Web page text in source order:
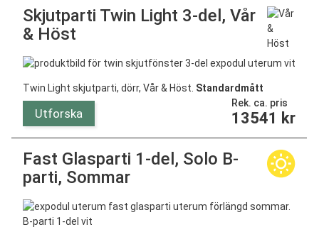
Skjutparti Twin Light 3-del, Vår
& Höst
Twin Light skjutparti, dörr, Vår & Höst. Standardmått
Utforska
Rek. ca. pris
13541 kr
Fast Glasparti 1-del, Solo B-
parti, Sommar